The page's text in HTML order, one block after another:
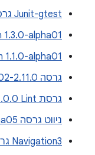
Junit-gtest גרסה ‎1.0.0-alpha03
1.3.0-alpha01
1.1.0-alpha01
גרסה 2.11.0-beta02 של מחזור החיים
גרסת Lint‏ 1.0.0-rc01
ניווט גרסה ‎2.10.0-alpha05
Navigation3 גרסה 1.1.2